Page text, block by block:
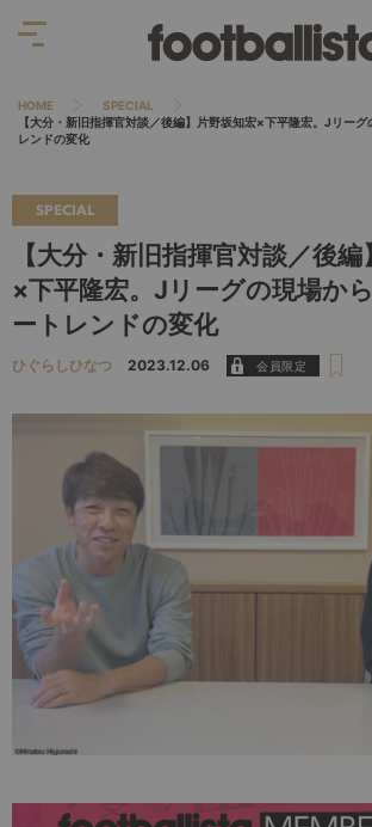
HOME
SPECIAL
【大分・新旧指揮官対談／後編】片野坂知宏×下平隆宏。Jリーグ
レンドの変化
SPECIAL
【大分・新旧指揮官対談／後
×下平隆宏。Jリーグの現場か
ートレンドの変化
ひぐらしひなつ 2023.12.06